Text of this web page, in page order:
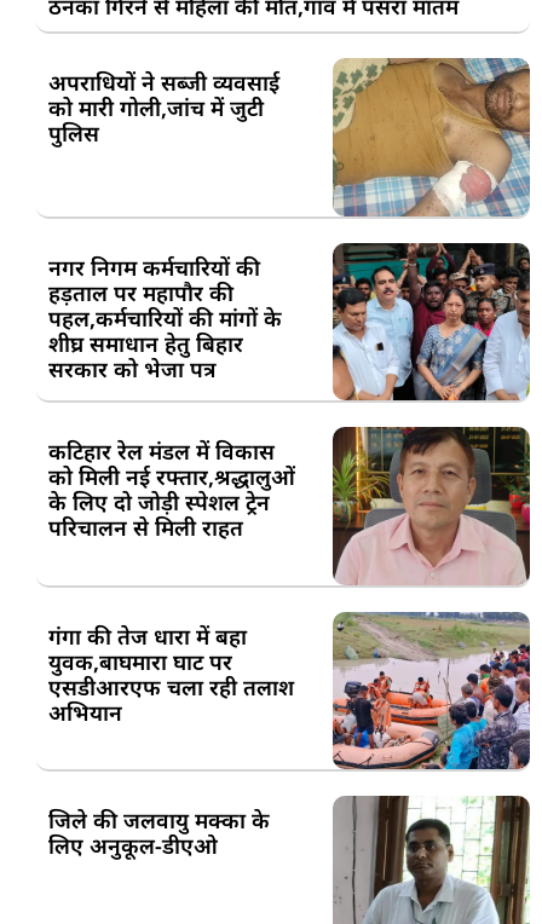
ठनका गिरने से महिला की मौत,गांव में पसरा मातम
अपराधियों ने सब्जी व्यवसाई
को मारी गोली,जांच में जुटी
पुलिस
नगर निगम कर्मचारियों की
हड़ताल पर महापौर की
पहल,कर्मचारियों की मांगों के
शीघ्र समाधान हेतु बिहार
सरकार को भेजा पत्र
कटिहार रेल मंडल में विकास
को मिली नई रफ्तार,श्रद्धालुओं
के लिए दो जोड़ी स्पेशल ट्रेन
परिचालन से मिली राहत
गंगा की तेज धारा में बहा
युवक,बाघमारा घाट पर
एसडीआरएफ चला रही तलाश
अभियान
जिले की जलवायु मक्का के
लिए अनुकूल-डीएओ